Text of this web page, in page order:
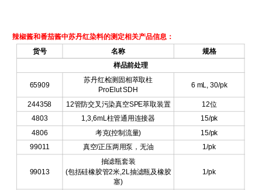
辣椒酱和番茄酱中苏丹红染料的测定相关产品信息：
货号 名称
规格
样品前处理
65909
苏丹红检测固相萃取柱
ProElut SDH
6 mL, 30/pk
244358 12管防交叉污染真空SPE萃取装置 12位
4803
1,3,6mL柱管通用连接器 15/pk
4806 考克(控制流量)
15/pk
99011
真空/正压两用泵，无油 1/pk
99013
抽滤瓶套装
(包括硅橡胶管2米,2L抽滤瓶及橡胶
塞)
1/pk